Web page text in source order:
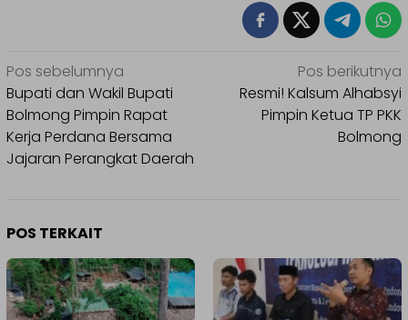
Navigasi
pos
Pos sebelumnya
Bupati dan Wakil Bupati
Bolmong Pimpin Rapat
Kerja Perdana Bersama
Jajaran Perangkat Daerah
Pos berikutnya
Resmi! Kalsum Alhabsyi
Pimpin Ketua TP PKK
Bolmong
POS TERKAIT